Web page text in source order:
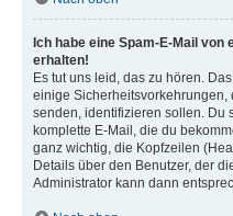
Ich habe eine Spam-E-Mail
erhalten!
Es tut uns leid, das zu hören.
einige Sicherheitsvorkehrungen,
senden, identifizieren sollen. Du
komplette E-Mail, die du
ganz wichtig, die Kopfzeilen
Details über den Benutzer, der
Administrator kann dann